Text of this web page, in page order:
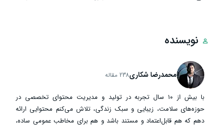
نویسنده
محمدرضا شکاری238 مقاله
با بیش از ۱۰ سال تجربه در تولید و مدیریت محتوای تخصصی در
حوزه‌های سلامت، زیبایی و سبک زندگی، تلاش می‌کنم محتوایی ارائه
دهم که هم قابل‌اعتماد و مستند باشد و هم برای مخاطب عمومی ساده،